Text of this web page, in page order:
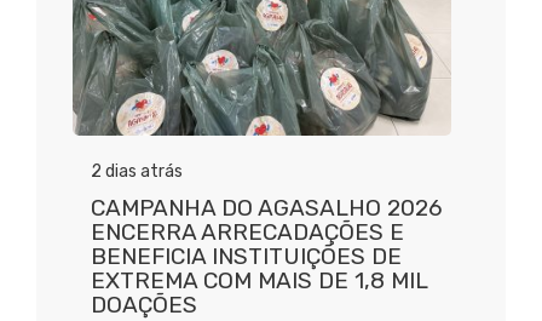
2 dias atrás
CAMPANHA DO AGASALHO 2026
ENCERRA ARRECADAÇÕES E
BENEFICIA INSTITUIÇÕES DE
EXTREMA COM MAIS DE 1,8 MIL
DOAÇÕES